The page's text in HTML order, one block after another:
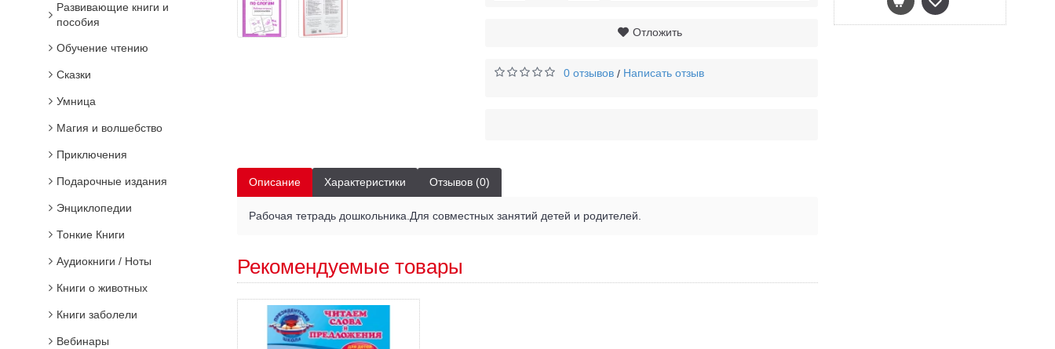
Развивающие книги и
пособия
Обучение чтению
Сказки
Умница
Магия и волшебство
Приключения
Подарочные издания
Энциклопедии
Тонкие Книги
Аудиокниги / Ноты
Книги о животных
Книги заболели
Вебинары
Отложить
0 отзывов / Написать отзыв
Описание Характеристики Отзывов (0)
Рабочая тетрадь дошкольника.Для совместных занятий детей и родителей.
Рекомендуемые товары